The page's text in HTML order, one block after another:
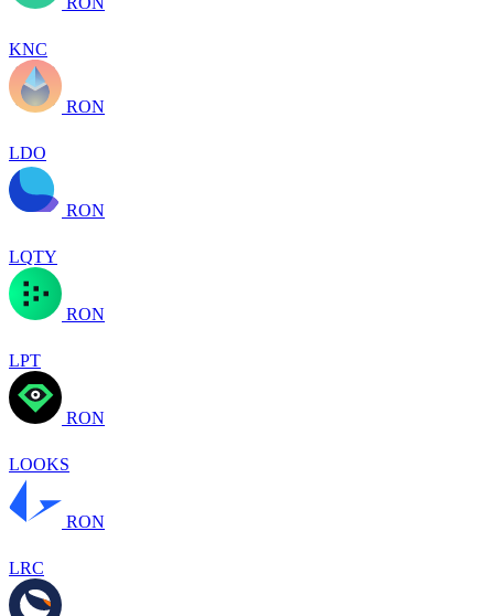
KNC
RON
LDO
RON
LQTY
RON
LPT
RON
LOOKS
RON
LRC